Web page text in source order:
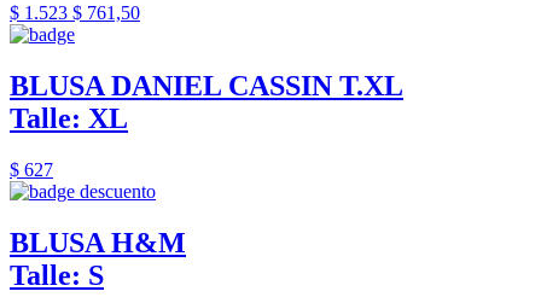
$ 1.523 $ 761,50
BLUSA DANIEL CASSIN T.XL
Talle: XL
$ 627
BLUSA H&M
Talle: S